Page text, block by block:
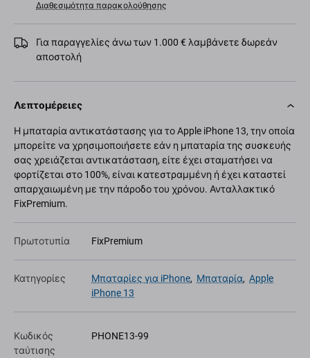
Διαθεσιμότητα παρακολούθησης
Για παραγγελίες άνω των 1.000 € λαμβάνετε δωρεάν
αποστολή
Λεπτομέρειες
Η μπαταρία αντικατάστασης για το Apple iPhone 13, την οποία
μπορείτε να χρησιμοποιήσετε εάν η μπαταρία της συσκευής
σας χρειάζεται αντικατάσταση, είτε έχει σταματήσει να
φορτίζεται στο 100%, είναι κατεστραμμένη ή έχει καταστεί
απαρχαιωμένη με την πάροδο του χρόνου. Ανταλλακτικό
FixPremium.
Πρωτοτυπία FixPremium
Κατηγορίες Μπαταρίες για iPhone, Μπαταρία, Apple
iPhone 13
Κωδικός
ταύτισης
PHONE13-99